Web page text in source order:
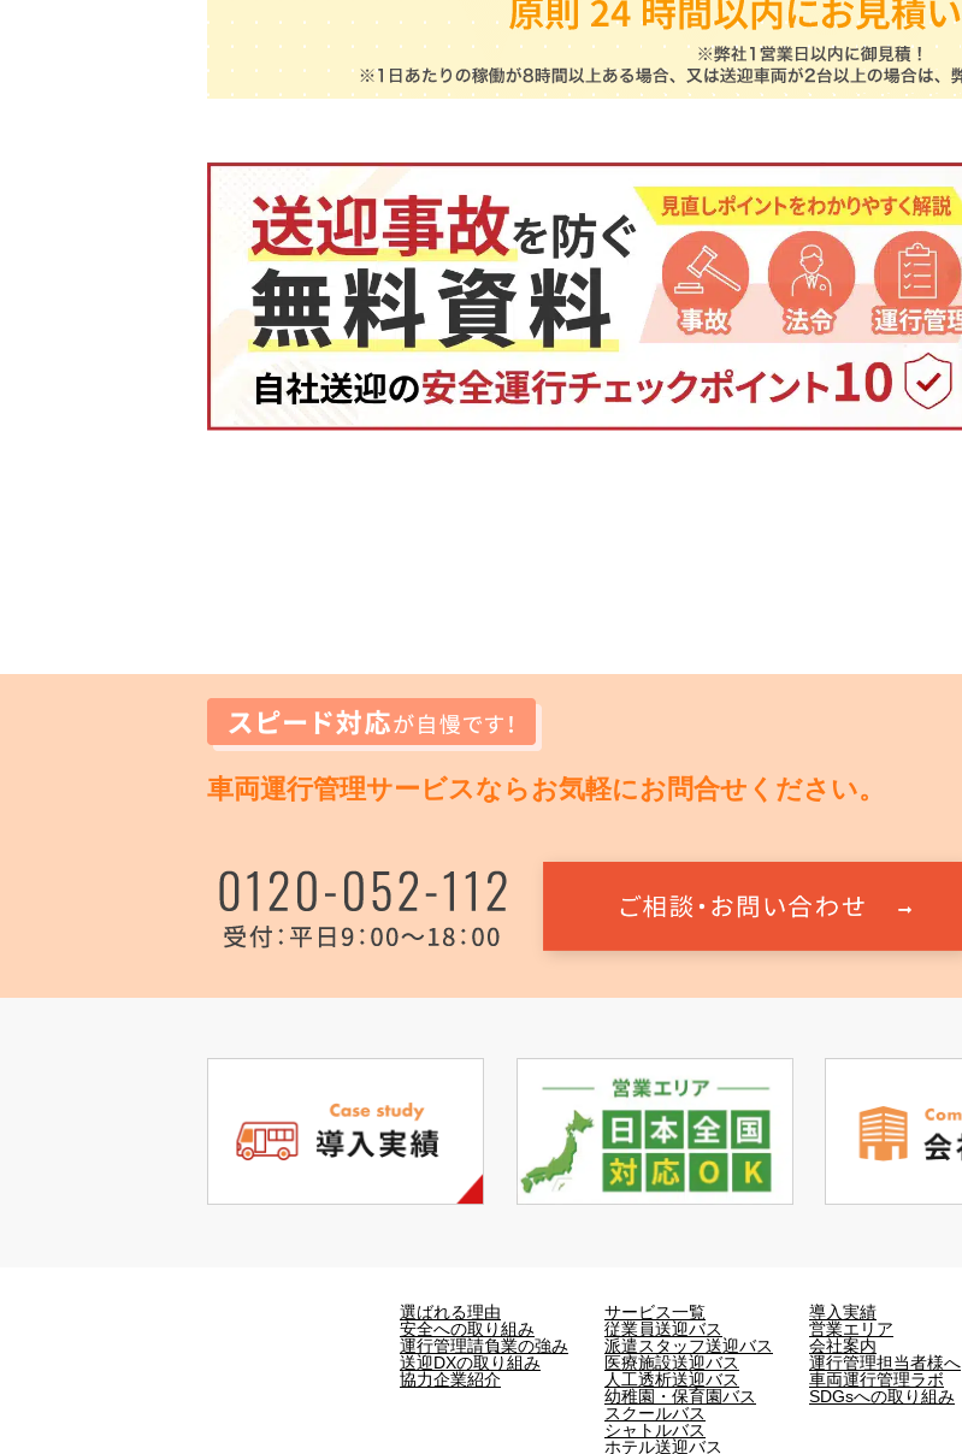
車両運行管理サービスならお気軽にお問合せください。
選ばれる理由
安全への取り組み
運行管理請負業の強み
送迎DXの取り組み
協力企業紹介
サービス一覧
従業員送迎バス
派遣スタッフ送迎バス
医療施設送迎バス
人工透析送迎バス
幼稚園・保育園バス
スクールバス
シャトルバス
ホテル送迎バス
導入実績
営業エリア
会社案内
運行管理担当者様へ
車両運行管理ラボ
SDGsへの取り組み